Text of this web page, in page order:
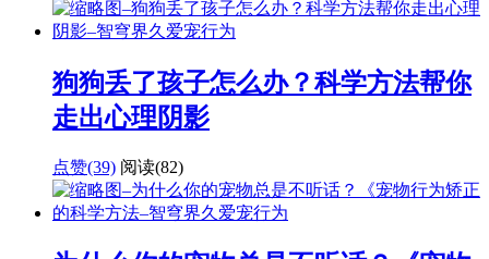
狗狗丢了孩子怎么办？科学方法帮你
走出心理阴影
点赞(39) 阅读(82)